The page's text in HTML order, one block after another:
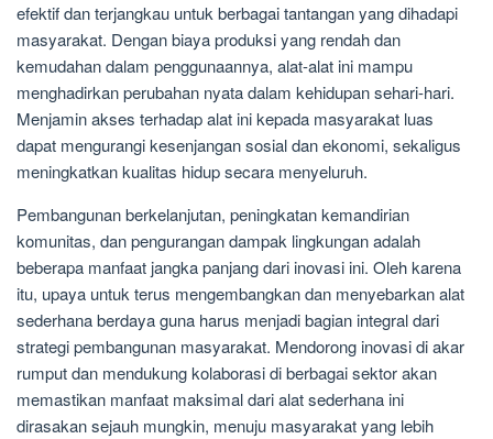
efektif dan terjangkau untuk berbagai tantangan yang dihadapi
masyarakat. Dengan biaya produksi yang rendah dan
kemudahan dalam penggunaannya, alat-alat ini mampu
menghadirkan perubahan nyata dalam kehidupan sehari-hari.
Menjamin akses terhadap alat ini kepada masyarakat luas
dapat mengurangi kesenjangan sosial dan ekonomi, sekaligus
meningkatkan kualitas hidup secara menyeluruh.
Pembangunan berkelanjutan, peningkatan kemandirian
komunitas, dan pengurangan dampak lingkungan adalah
beberapa manfaat jangka panjang dari inovasi ini. Oleh karena
itu, upaya untuk terus mengembangkan dan menyebarkan alat
sederhana berdaya guna harus menjadi bagian integral dari
strategi pembangunan masyarakat. Mendorong inovasi di akar
rumput dan mendukung kolaborasi di berbagai sektor akan
memastikan manfaat maksimal dari alat sederhana ini
dirasakan sejauh mungkin, menuju masyarakat yang lebih